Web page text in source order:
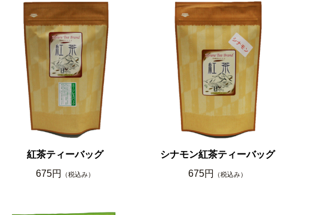
紅茶ティーバッグ
675円
（税込み）
シナモン紅茶ティーバッグ
675円
（税込み）